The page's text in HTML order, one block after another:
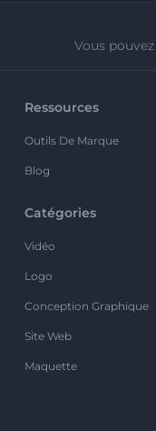
Vous
Ressources
Outils De Marque
Blog
Catégories
Vidéo
Logo
Conception Graphique
Site Web
Maquette